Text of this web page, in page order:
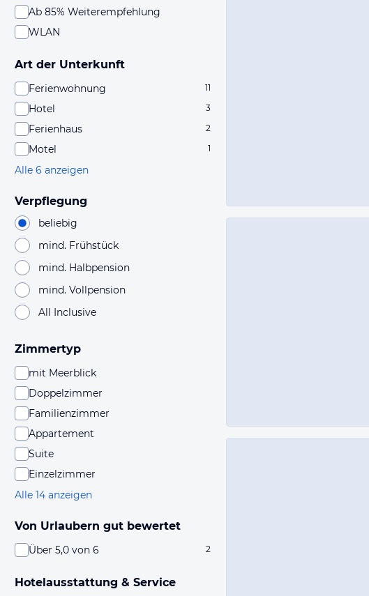
Ab 85% Weiterempfehlung
WLAN
Art der Unterkunft
Ferienwohnung 11
Hotel 3
Ferienhaus 2
Motel 1
Alle 6 anzeigen
Verpflegung
beliebig
mind. Frühstück
mind. Halbpension
mind. Vollpension
All Inclusive
Zimmertyp
mit Meerblick
Doppelzimmer
Familienzimmer
Appartement
Suite
Einzelzimmer
Alle 14 anzeigen
Von Urlaubern gut bewertet
Über 5,0 von 6 2
Hotelausstattung & Service